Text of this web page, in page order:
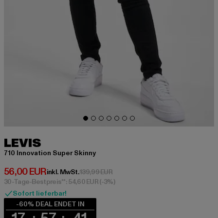
LEVIS
710 Innovation Super Skinny
56,00 EUR
Derzeitiger Preis: 56,00 EUR
inkl. MwSt.139,99 EURAktionspreis: 139,99 EUR
30-Tage-Bestpreis**: 54,60 EUR(-3%)
Sofort lieferbar!
-60% DEAL ENDET IN